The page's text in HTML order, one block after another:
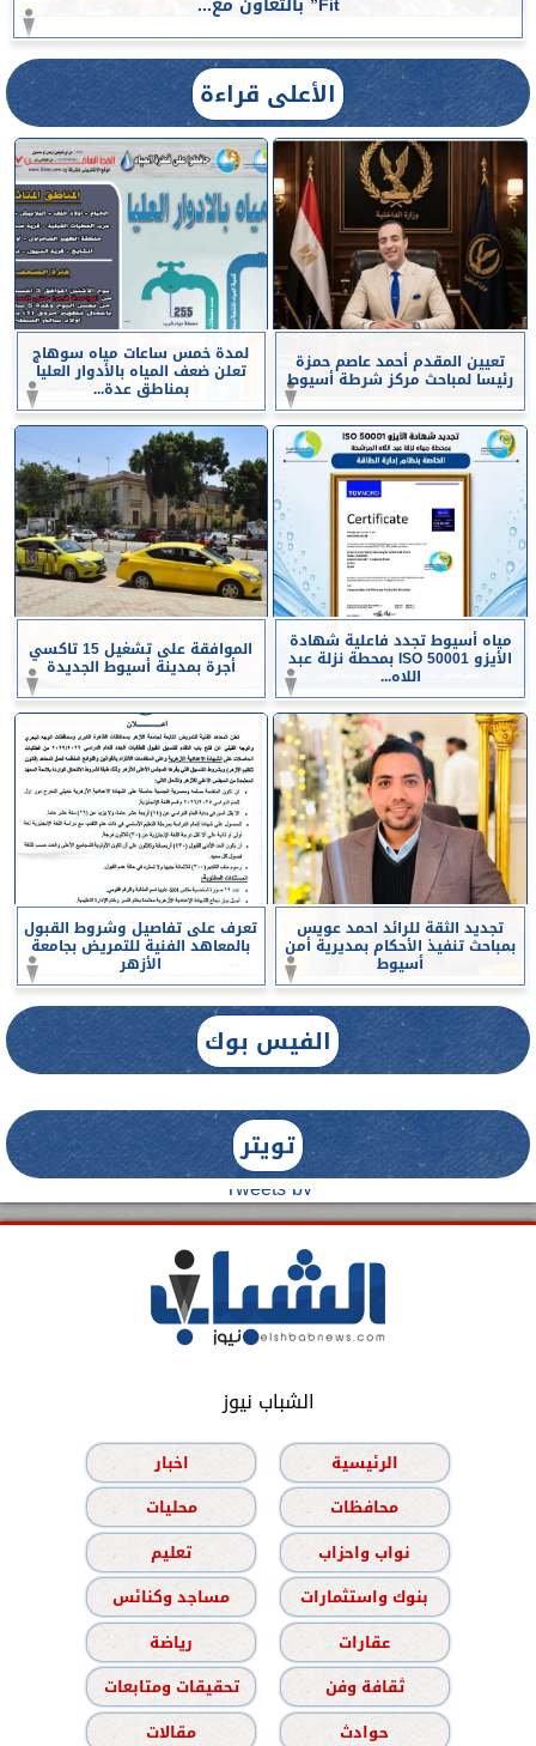
الأعلى قراءة
تعيين المقدم أحمد عاصم حمزة
رئيسا لمباحث مركز شرطة أسيوط
لمدة خمس ساعات مياه سوهاج
تعلن ضعف المياه بالأدوار العليا
بمناطق عدة...
مياه أسيوط تجدد فاعلية شهادة
الأيزو ISO 50001 بمحطة نزلة عبد
اللاه...
الموافقة على تشغيل 15 تاكسي
أجرة بمدينة أسيوط الجديدة
تجديد الثقة للرائد احمد عويس
بمباحث تنفيذ الأحكام بمديرية أمن
أسيوط
تعرف على تفاصيل وشروط القبول
بالمعاهد الفنية للتمريض بجامعة
الأزهر
الفيس بوك
تويتر
Tweets by
الشباب نيوز
الرئيسية
اخبار
محافظات
محليات
نواب واحزاب
تعليم
بنوك واستثمارات
مساجد وكنائس
عقارات
رياضة
ثقافة وفن
تحقيقات ومتابعات
حوادث
مقالات